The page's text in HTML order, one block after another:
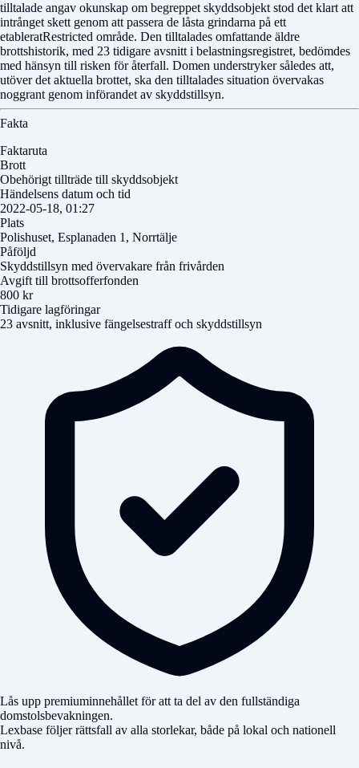
tilltalade angav okunskap om begreppet skyddsobjekt stod det klart att
intrånget skett genom att passera de låsta grindarna på ett
etableratRestricted område. Den tilltalades omfattande äldre
brottshistorik, med 23 tidigare avsnitt i belastningsregistret, bedömdes
med hänsyn till risken för återfall. Domen understryker således att,
utöver det aktuella brottet, ska den tilltalades situation övervakas
noggrant genom införandet av skyddstillsyn.
Fakta
Faktaruta
Brott
Obehörigt tillträde till skyddsobjekt
Händelsens datum och tid
2022-05-18, 01:27
Plats
Polishuset, Esplanaden 1, Norrtälje
Påföljd
Skyddstillsyn med övervakare från frivården
Avgift till brottsofferfonden
800 kr
Tidigare lagföringar
23 avsnitt, inklusive fängelsestraff och skyddstillsyn
Lås upp premiuminnehållet för att ta del av den fullständiga
domstolsbevakningen.
Lexbase följer rättsfall av alla storlekar, både på lokal och nationell
nivå.